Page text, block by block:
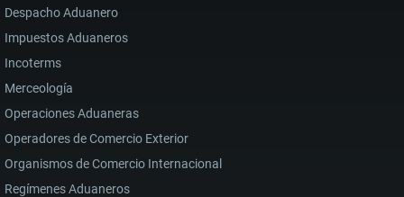
Despacho Aduanero
Impuestos Aduaneros
Incoterms
Merceología
Operaciones Aduaneras
Operadores de Comercio Exterior
Organismos de Comercio Internacional
Regímenes Aduaneros